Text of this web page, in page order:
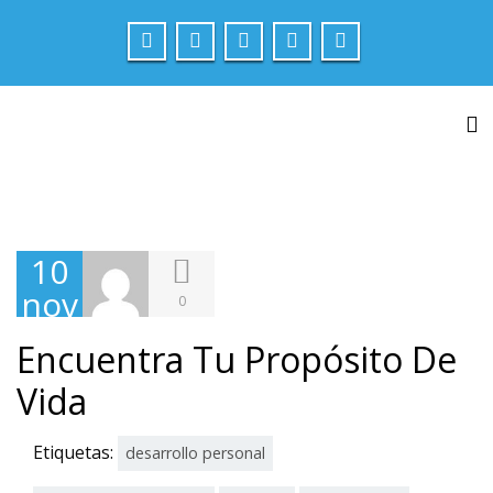
Carlos Carreon
Domina Tu Mente
10
nov
iem
bre
,
201
8
0
Encuentra Tu Propósito De
Vida
Etiquetas: desarrollo personal